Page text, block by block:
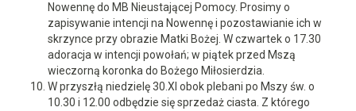
Nowennę do MB Nieustającej Pomocy. Prosimy o
zapisywanie intencji na Nowennę i pozostawianie ich w
skrzynce przy obrazie Matki Bożej. W czwartek o 17.30
adoracja w intencji powołań; w piątek przed Mszą
wieczorną koronka do Bożego Miłosierdzia.
W przyszłą niedzielę 30.XI obok plebani po Mszy św. o
10.30 i 12.00 odbędzie się sprzedaż ciasta. Z którego